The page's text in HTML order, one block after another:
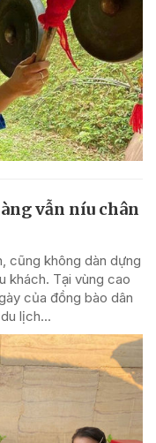
vẫn níu chân
cũng không dàn dựng
khách. Tại vùng cao
của đồng bào dân
lịch...